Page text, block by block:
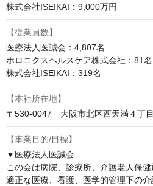
株式会社ISEIKAI：9,000万円
【従業員数】
医療法人医誠会：4,807名
ホロニクスヘルスケア株式会社：81名
株式会社ISEIKAI：319名
【本社所在地】
〒530-0047　大阪市北区西天満４丁
【事業目的/目標】
▼医療法人医誠会
この会は病院、診療所、介護老人保
適正な医療、看護、医学的管理下の